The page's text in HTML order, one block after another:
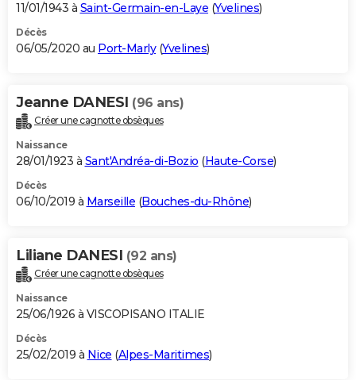
11/01/1943 à Saint-Germain-en-Laye (Yvelines)
Décès
06/05/2020 au Port-Marly(Yvelines)
Jeanne DANESI (96 ans)
Créer une cagnotte obsèques
Naissance
28/01/1923 à Sant'Andréa-di-Bozio (Haute-Corse)
Décès
06/10/2019 à Marseille (Bouches-du-Rhône)
Liliane DANESI (92 ans)
Créer une cagnotte obsèques
Naissance
25/06/1926 à VISCOPISANO ITALIE
Décès
25/02/2019 à Nice (Alpes-Maritimes)